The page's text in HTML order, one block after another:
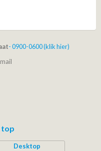
- 0900-0600 (klik hier)
top
Desktop